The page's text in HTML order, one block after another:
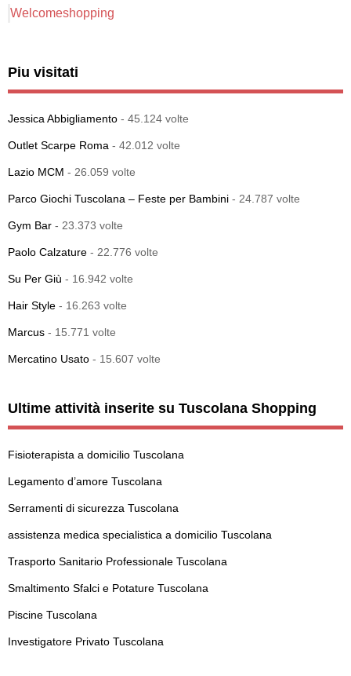
Welcomeshopping
Piu visitati
Jessica Abbigliamento - 45.124 volte
Outlet Scarpe Roma - 42.012 volte
Lazio MCM - 26.059 volte
Parco Giochi Tuscolana – Feste per Bambini - 24.787 volte
Gym Bar - 23.373 volte
Paolo Calzature - 22.776 volte
Su Per Giù - 16.942 volte
Hair Style - 16.263 volte
Marcus - 15.771 volte
Mercatino Usato - 15.607 volte
Ultime attività inserite su Tuscolana Shopping
Fisioterapista a domicilio Tuscolana
Legamento d’amore Tuscolana
Serramenti di sicurezza Tuscolana
assistenza medica specialistica a domicilio Tuscolana
Trasporto Sanitario Professionale Tuscolana
Smaltimento Sfalci e Potature Tuscolana
Piscine Tuscolana
Investigatore Privato Tuscolana